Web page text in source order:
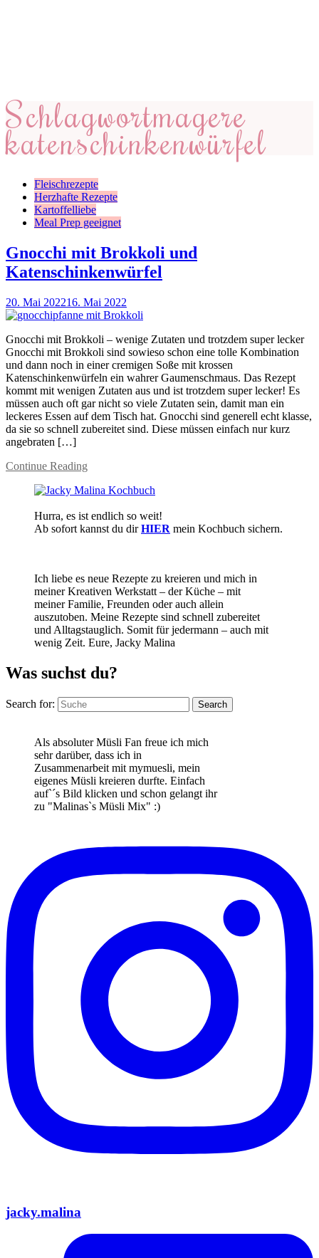
Schlagwortmagere
katenschinkenwürfel
Fleischrezepte
Herzhafte Rezepte
Kartoffelliebe
Meal Prep geeignet
Gnocchi mit Brokkoli und
Katenschinkenwürfel
20. Mai 202216. Mai 2022
Gnocchi mit Brokkoli – wenige Zutaten und trotzdem super lecker
Gnocchi mit Brokkoli sind sowieso schon eine tolle Kombination
und dann noch in einer cremigen Soße mit krossen
Katenschinkenwürfeln ein wahrer Gaumenschmaus. Das Rezept
kommt mit wenigen Zutaten aus und ist trotzdem super lecker! Es
müssen auch oft gar nicht so viele Zutaten sein, damit man ein
leckeres Essen auf dem Tisch hat. Gnocchi sind generell echt klasse,
da sie so schnell zubereitet sind. Diese müssen einfach nur kurz
angebraten […]
Continue Reading
Hurra, es ist endlich so weit!
Ab sofort kannst du dirHIER mein Kochbuch sichern.
Ich liebe es neue Rezepte zu kreieren und mich in
meiner Kreativen Werkstatt – der Küche – mit
meiner Familie, Freunden oder auch allein
auszutoben. Meine Rezepte sind schnell zubereitet
und Alltagstauglich. Somit für jedermann – auch mit
wenig Zeit. Eure, Jacky Malina
Was suchst du?
Search for: Search
Als absoluter Müsli Fan freue ich mich
sehr darüber, dass ich in
Zusammenarbeit mit mymuesli, mein
eigenes Müsli kreieren durfte. Einfach
auf`´s Bild klicken und schon gelangt ihr
zu "Malinas`s Müsli Mix" :)
jacky.malina